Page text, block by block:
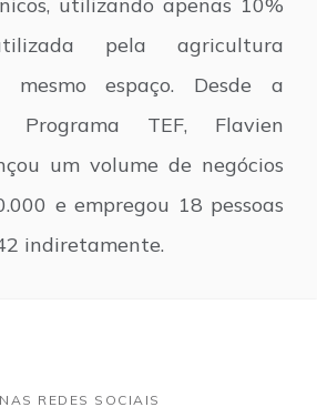
pela agricultura
mesmo espaço. Desde a
Programa TEF, Flavien
um volume de negócios
e empregou 18 pessoas
indiretamente.
REDES SOCIAIS